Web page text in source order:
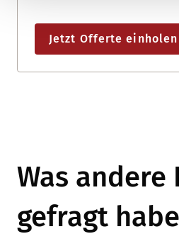
Jetzt Offerte einholen
Was andere
gefragt